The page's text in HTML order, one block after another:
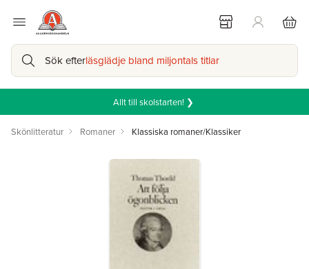
Sök efterläsglädje bland miljontals titlar
Allt till skolstarten! ❯
Skönlitteratur Romaner Klassiska romaner/Klassiker